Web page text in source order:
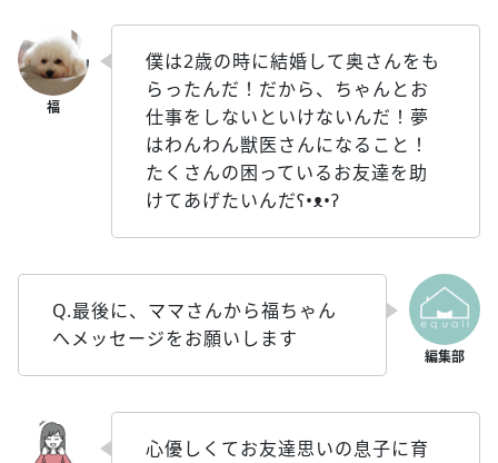
僕は2歳の時に結婚して奥さんをも
らったんだ！だから、ちゃんとお
仕事をしないといけないんだ！夢
はわんわん獣医さんになること！
たくさんの困っているお友達を助
けてあげたいんだʕ•ᴥ•ʔ
Q.最後に、ママさんから福ちゃん
へメッセージをお願いします
心優しくてお友達思いの息子に育